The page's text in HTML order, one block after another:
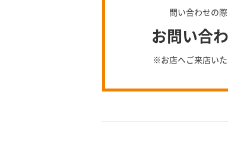
問い合わせの
お問い合
※お店へご来店いた